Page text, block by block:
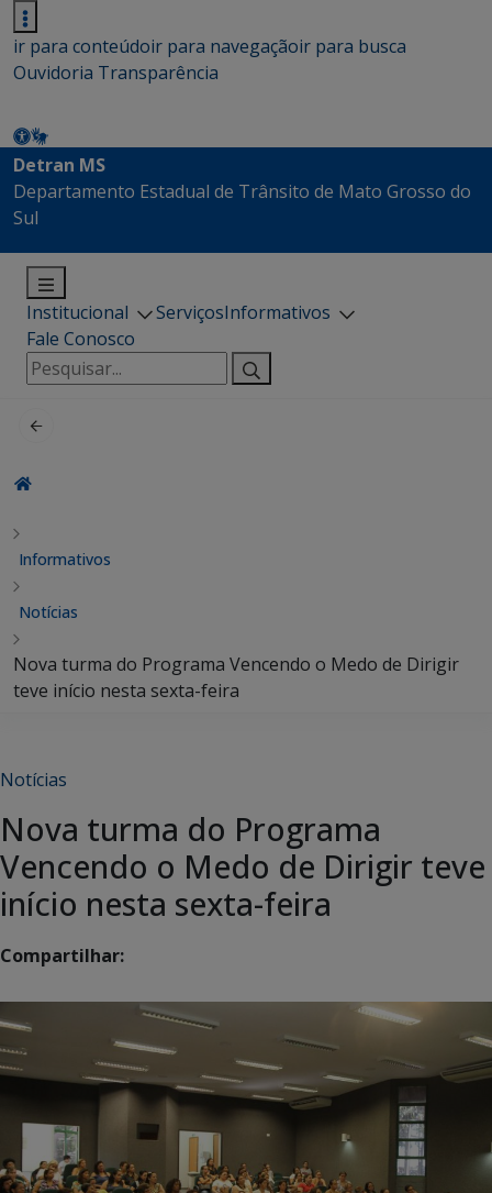
ir para conteúdoir para navegaçãoir para busca
Ouvidoria Transparência
Detran MS
Departamento Estadual de Trânsito de Mato Grosso do
Sul
Institucional ServiçosInformativos
Fale Conosco
Pesquisar
por:
Informativos
Notícias
Nova turma do Programa Vencendo o Medo de Dirigir
teve início nesta sexta-feira
Notícias
Nova turma do Programa
Vencendo o Medo de Dirigir teve
início nesta sexta-feira
Compartilhar: